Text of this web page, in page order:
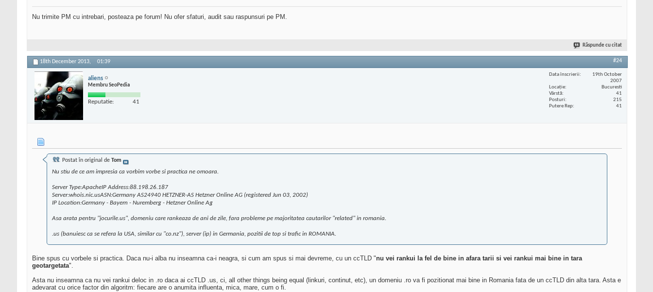
Nu trimite PM cu intrebari, posteaza pe forum! Nu ofer sfaturi, audit sau raspunsuri pe PM.
Răspunde cu citat
18th December 2013, 01:39 #24
aliens
Membru SeoPedia
Reputatie: 41
Data înscrierii
19th October
2007
Locaţie
Bucuresti
Vârstă
41
Posturi
215
Putere Rep
41
Postat în original de Tom
Nu stiu de ce am impresia ca vorbim vorbe si practica ne omoara.
Server Type:ApacheIP Address:88.198.26.187
Server:whois.nic.usASN:Germany AS24940 HETZNER-AS Hetzner Online AG (registered Jun 03, 2002)
IP Location:Germany - Bayern - Nuremberg - Hetzner Online Ag
Asa arata pentru "jocurile.us", domeniu care rankeaza de ani de zile, fara probleme pe majoritatea cautarilor "related" in romania.
.us (banuiesc ca se refera la USA, similar cu "co.nz"), server (ip) in Germania, pozitii de top si trafic in ROMANIA.
Bine spus cu vorbele si practica. Daca nu-i alba nu inseamna ca-i neagra, si cum am spus si mai devreme, cu un ccTLD "nu vei rankui la fel de bine in afara tarii si vei rankui mai bine in tara
geotargetata".
Asta nu inseamna ca nu vei rankui deloc in .ro daca ai ccTLD .us, ci, all other things being equal (linkuri, continut, etc), un domeniu .ro va fi pozitionat mai bine in Romania fata de un ccTLD din alta tara. Asta e
adevarat cu orice factor din algoritm: fiecare are o anumita influenta, mica, mare, cum o fi.